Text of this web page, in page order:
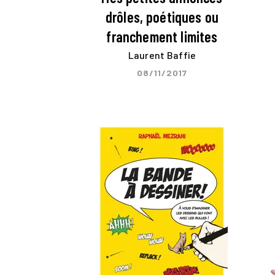
drôles, poétiques ou
franchement limites
Laurent Baffie
08/11/2017